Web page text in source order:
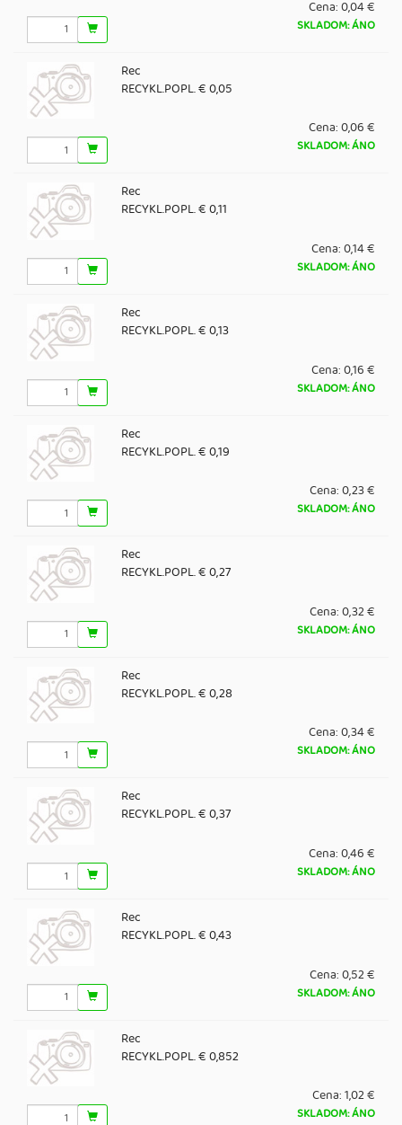
Cena:0,04 €
SKLADOM: ÁNO
Rec
RECYKL.POPL. € 0,05
Cena:0,06 €
SKLADOM: ÁNO
Rec
RECYKL.POPL. € 0,11
Cena:0,14 €
SKLADOM: ÁNO
Rec
RECYKL.POPL. € 0,13
Cena:0,16 €
SKLADOM: ÁNO
Rec
RECYKL.POPL. € 0,19
Cena:0,23 €
SKLADOM: ÁNO
Rec
RECYKL.POPL. € 0,27
Cena:0,32 €
SKLADOM: ÁNO
Rec
RECYKL.POPL. € 0,28
Cena:0,34 €
SKLADOM: ÁNO
Rec
RECYKL.POPL. € 0,37
Cena:0,46 €
SKLADOM: ÁNO
Rec
RECYKL.POPL. € 0,43
Cena:0,52 €
SKLADOM: ÁNO
Rec
RECYKL.POPL. € 0,852
Cena:1,02 €
SKLADOM: ÁNO